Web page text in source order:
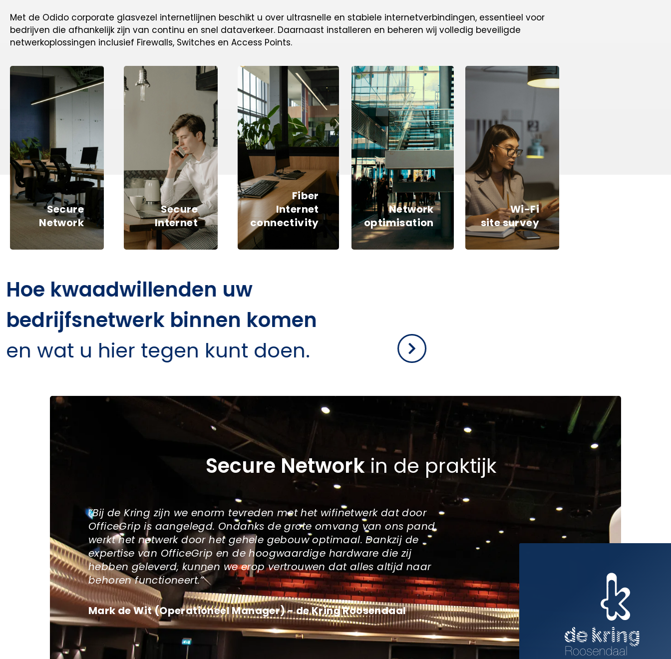
Met de Odido corporate glasvezel internetlijnen beschikt u over ultrasnelle en stabiele internetverbindingen, essentieel voor
bedrijven die afhankelijk zijn van continu en snel dataverkeer. Daarnaast installeren en beheren wij volledig beveiligde
netwerkoplossingen inclusief Firewalls, Switches en Access Points.
Secure
Network
Secure
Internet
Fiber
Internet
connectivity
Network
optimisation
Wi-Fi
site survey
Hoe kwaadwillenden uw
bedrijfsnetwerk binnen komen
en wat u hier tegen kunt doen.
Secure Networkin de praktijk
”Bij de Kring zijn we enorm tevreden met het wifinetwerk dat door
OfficeGrip is aangelegd. Ondanks de grote omvang van ons pand,
werkt het netwerk door het gehele gebouw optimaal. Dankzij de
expertise van OfficeGrip en de hoogwaardige hardware die zij
hebben geleverd, kunnen we erop vertrouwen dat alles altijd naar
behoren functioneert.”
Mark de Wit (Operationeel Manager) - de Kring Roosendaal